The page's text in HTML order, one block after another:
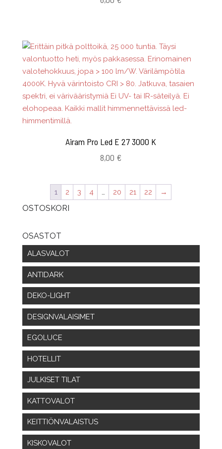
Airam Pro Led E 27 3000 K
8,00 €
1 2 3 4 … 20 21 22 →
OSTOSKORI
OSASTOT
ALASVALOT
ANTIDARK
DEKO-LIGHT
DESIGNVALAISIMET
EGOLUCE
HOTELLIT
JULKISET TILAT
KATTOVALOT
KEITTIÖNVALAISTUS
KISKOVALOT